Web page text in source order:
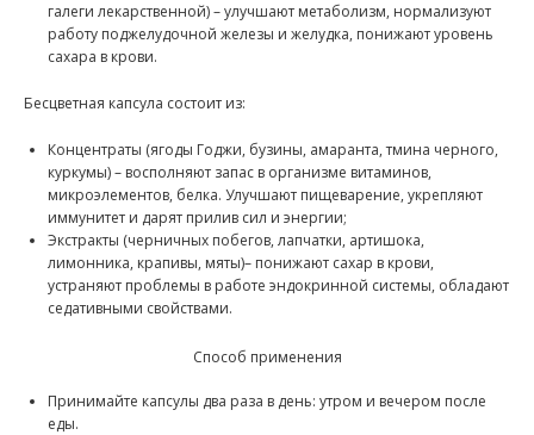
галеги лекарственной) – улучшают метаболизм, нормализуют
работу поджелудочной железы и желудка, понижают уровень
сахара в крови.
Бесцветная капсула состоит из:
Концентраты (ягоды Годжи, бузины, амаранта, тмина черного,
куркумы) – восполняют запас в организме витаминов,
микроэлементов, белка. Улучшают пищеварение, укрепляют
иммунитет и дарят прилив сил и энергии;
Экстракты (черничных побегов, лапчатки, артишока,
лимонника, крапивы, мяты)– понижают сахар в крови,
устраняют проблемы в работе эндокринной системы, обладают
седативными свойствами.
Способ применения
Принимайте капсулы два раза в день: утром и вечером после
еды.